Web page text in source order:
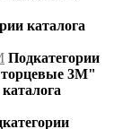
каталога
Подкатегории
торцевые 3М"